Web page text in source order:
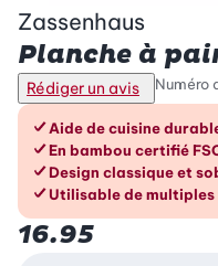
Zassenhaus
Planche à
Rédiger un avis Numéro
Les
Aide de cuisine
En bambou certifié
Design classique et
Utilisable de multiples
16.95